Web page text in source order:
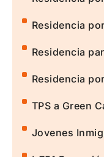
Residencia
Residencia
Residencia
TPS a Green
Jovenes